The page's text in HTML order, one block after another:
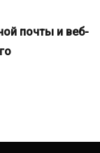
почты и веб-